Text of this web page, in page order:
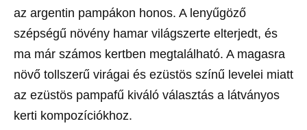
az argentin pampákon honos. A lenyűgöző
szépségű növény hamar világszerte elterjedt, és
ma már számos kertben megtalálható. A magasra
növő tollszerű virágai és ezüstös színű levelei miatt
az ezüstös pampafű kiváló választás a látványos
kerti kompozíciókhoz.